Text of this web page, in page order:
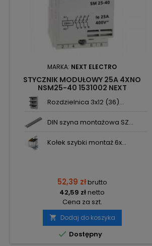
MARKA: NEXT ELECTRO
STYCZNIK MODUŁOWY 25A 4XNO
NSM25-40 1531002 NEXT
Rozdzielnica 3x12 (36)...
DIN szyna montażowa SZ...
Kołek szybki montaż 6x...
52,39 złbrutto
42,59 złnetto
Cena za szt.
 Dodaj do koszyka
 Dostępny